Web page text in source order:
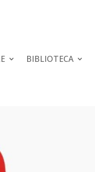
BIBLIOTECA